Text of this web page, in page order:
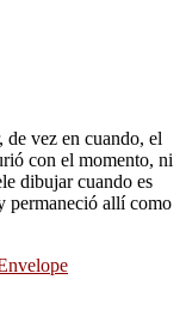
vez en cuando, el
con el momento, ni
dibujar cuando es
permaneció allí como